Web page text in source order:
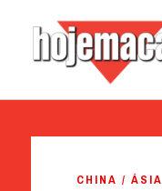
CHINA / ÁSIA